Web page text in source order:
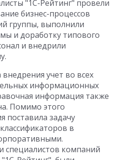
"1С-Рейтинг" провели
бизнес-процессов
группы, выполнили
и доработку типового
и внедрили
учет во всех
информационных
информация также
Помимо этого
поставила задачу
в
специалистов компаний